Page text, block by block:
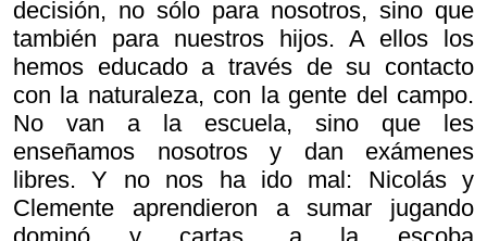
decisión, no sólo para nosotros, sino que
también para nuestros hijos. A ellos los
hemos educado a través de su contacto
con la naturaleza, con la gente del campo.
No van a la escuela, sino que les
enseñamos nosotros y dan exámenes
libres. Y no nos ha ido mal: Nicolás y
Clemente aprendieron a sumar jugando